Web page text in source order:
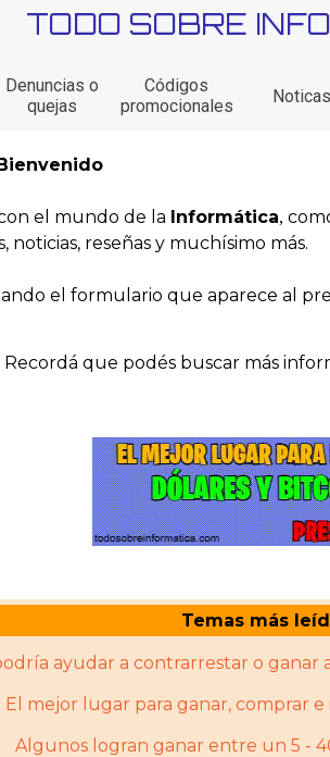
Denuncias o
quejas
Códigos
promocionales
Noticas
TODO SOBRE
el mundo de la Informática,
noticias, reseñas y muchísimo más.
el formulario que aparece al
Recordá que podés buscar más
Temas más
ayudar a contrarrestar o ganar
El mejor lugar para ganar, comprar
Algunos logran ganar entre un 5 -